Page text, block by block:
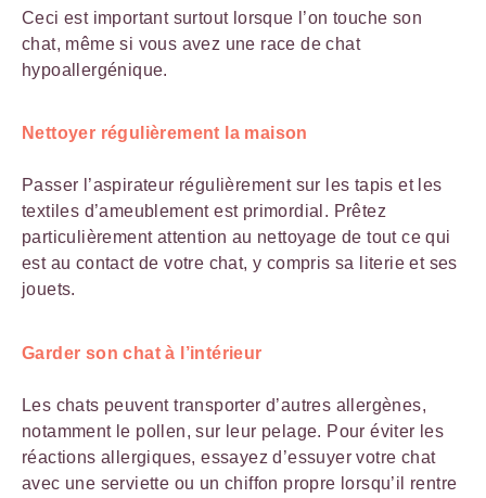
Ceci est important surtout lorsque l’on touche son
chat, même si vous avez une race de chat
hypoallergénique.
Nettoyer régulièrement la maison
Passer l’aspirateur régulièrement sur les tapis et les
textiles d’ameublement est primordial. Prêtez
particulièrement attention au nettoyage de tout ce qui
est au contact de votre chat, y compris sa literie et ses
jouets.
Garder son chat à l’intérieur
Les chats peuvent transporter d’autres allergènes,
notamment le pollen, sur leur pelage. Pour éviter les
réactions allergiques, essayez d’essuyer votre chat
avec une serviette ou un chiffon propre lorsqu’il rentre